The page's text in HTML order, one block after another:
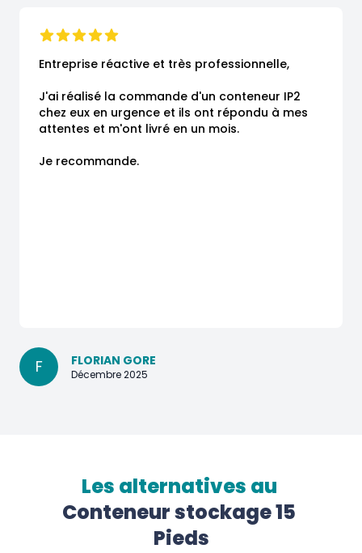
Entreprise réactive et très professionnelle,
J'ai réalisé la commande d'un conteneur IP2
chez eux en urgence et ils ont répondu à mes
attentes et m'ont livré en un mois.
Je recommande.
F FLORIAN GORE
Décembre 2025
Les alternatives au
Conteneur stockage 15
Pieds